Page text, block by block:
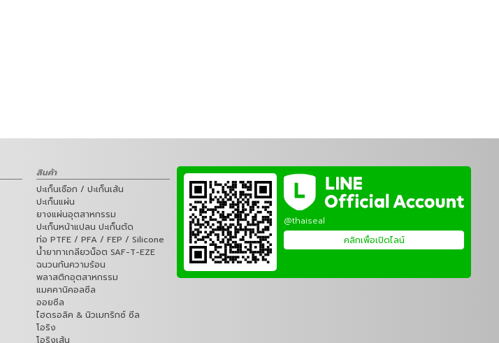
สินค้า
ปะเก็นเชือก / ปะเก็นเส้น
ปะเก็นแผ่น
ยางแผ่นอุตสาหกรรม
ปะเก็นหน้าแปลน ปะเก็นตัด
ท่อ PTFE / PFA / FEP / Silicone
น้ำยาทาเกลียวน็อต SAF-T-EZE
ฉนวนกันความร้อน
พลาสติกอุตสาหกรรม
แมคคานิคอลซีล
ออยซีล
ไฮดรอลิค & นิวเมทริกซ์ ซีล
โอริง
โอริงเส้น
@thaiseal
คลิกเพื่อเปิดไลน์